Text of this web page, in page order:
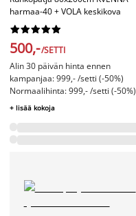
harmaa-40 + VOLA keskikova






500,-/SETTI
Alin 30 päivän hinta ennen
kampanjaa: 999,- /setti (-50%)
Normaalihinta: 999,- /setti (-50%)
+ lisää kokoja